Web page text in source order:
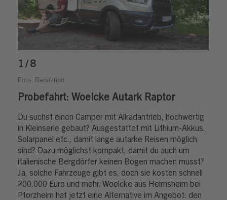
1 / 8
Foto: Redaktion
Probefahrt: Woelcke Autark Raptor
Du suchst einen Camper mit Allradantrieb, hochwertig
in Kleinserie gebaut? Ausgestattet mit Lithium-Akkus,
Solarpanel etc., damit lange autarke Reisen möglich
sind? Dazu möglichst kompakt, damit du auch um
italienische Bergdörfer keinen Bogen machen musst?
Ja, solche Fahrzeuge gibt es, doch sie kosten schnell
200.000 Euro und mehr. Woelcke aus Heimsheim bei
Pforzheim hat jetzt eine Alternative im Angebot: den